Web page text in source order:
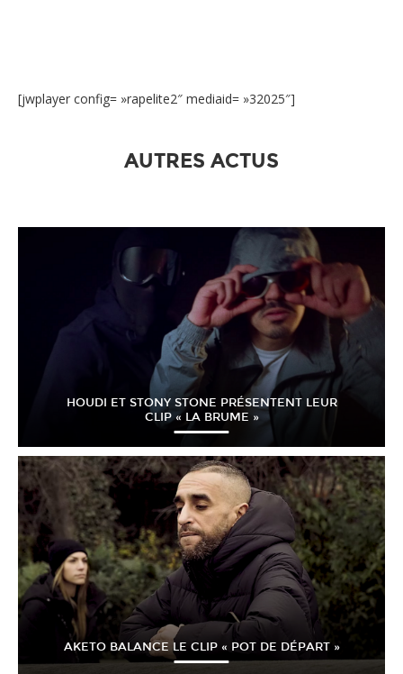
[jwplayer config= »rapelite2″ mediaid= »32025″]
AUTRES ACTUS
HOUDI ET STONY STONE PRÉSENTENT LEUR
CLIP « LA BRUME »
AKETO BALANCE LE CLIP « POT DE DÉPART »